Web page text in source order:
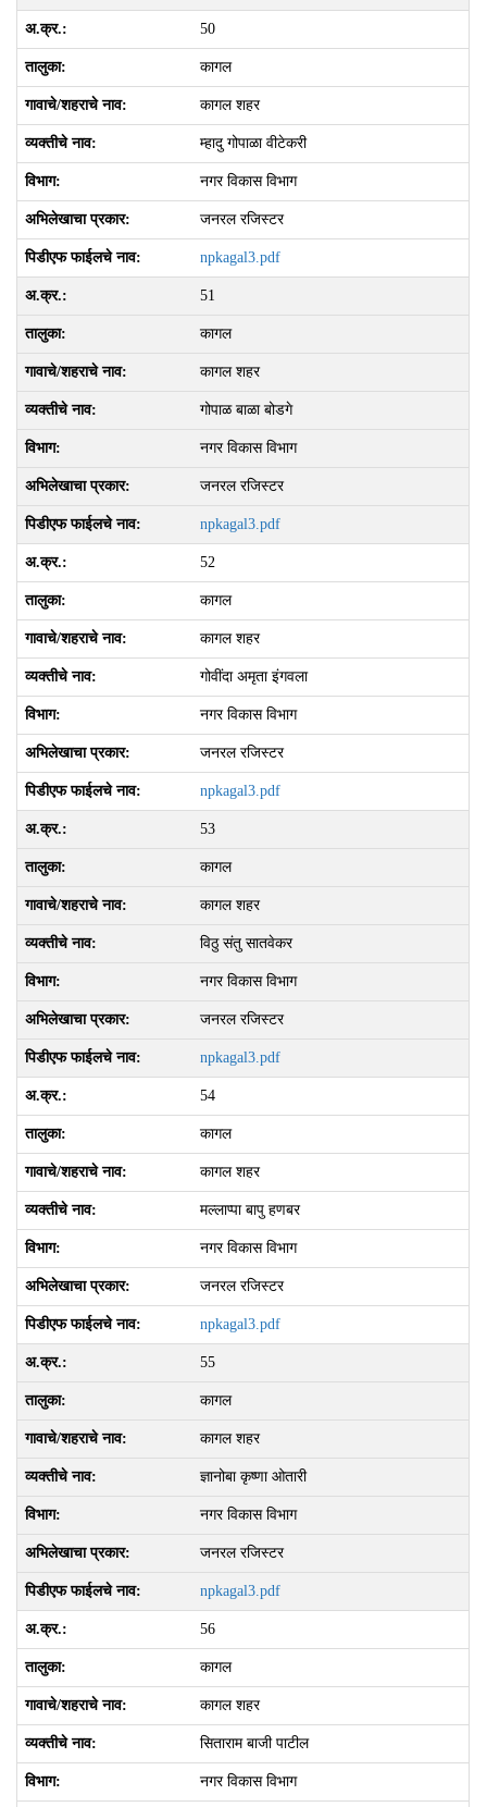
50
कागल
कागल शहर
म्‍हादु गोपाळा वीटेकरी
नगर विकास विभाग
जनरल रजिस्टर
npkagal3.pdf
51
कागल
कागल शहर
गोपाळ बाळा बोडगे
नगर विकास विभाग
जनरल रजिस्टर
npkagal3.pdf
52
कागल
कागल शहर
गोवींदा अमृता इंगवला
नगर विकास विभाग
जनरल रजिस्टर
npkagal3.pdf
53
कागल
कागल शहर
विठु संतु सातवेकर
नगर विकास विभाग
जनरल रजिस्टर
npkagal3.pdf
54
कागल
कागल शहर
मल्‍लाप्‍पा बापु हणबर
नगर विकास विभाग
जनरल रजिस्टर
npkagal3.pdf
55
कागल
कागल शहर
ज्ञानोबा कृष्‍णा ओतारी
नगर विकास विभाग
जनरल रजिस्टर
npkagal3.pdf
56
कागल
कागल शहर
सिताराम बाजी पाटील
नगर विकास विभाग